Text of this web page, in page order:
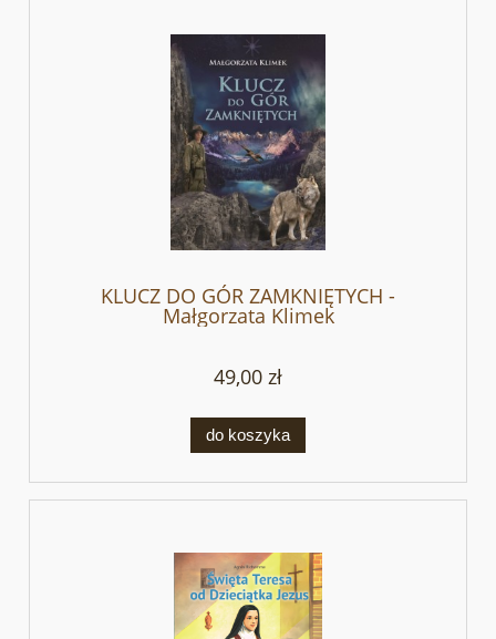
KLUCZ DO GÓR ZAMKNIĘTYCH -
Małgorzata Klimek
49,00 zł
do koszyka